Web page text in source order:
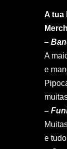
A tua
–
A
e
–
e